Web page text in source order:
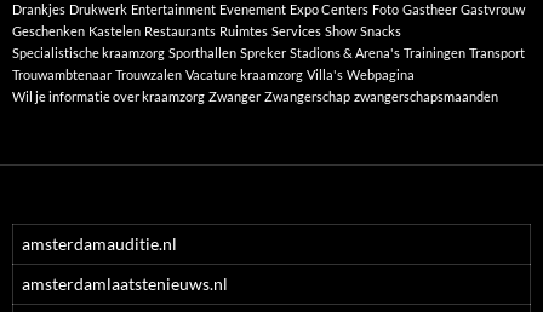
Drankjes Drukwerk Entertainment Evenement Expo Centers Foto Gastheer Gastvrouw
Geschenken Kastelen Restaurants Ruimtes Services Show Snacks
Specialistische kraamzorg Sporthallen Spreker Stadions & Arena's Trainingen Transport
Trouwambtenaar Trouwzalen Vacature kraamzorg Villa's Webpagina
Wil je informatie over kraamzorg Zwanger Zwangerschap zwangerschapsmaanden
amsterdamauditie.nl
amsterdamlaatstenieuws.nl